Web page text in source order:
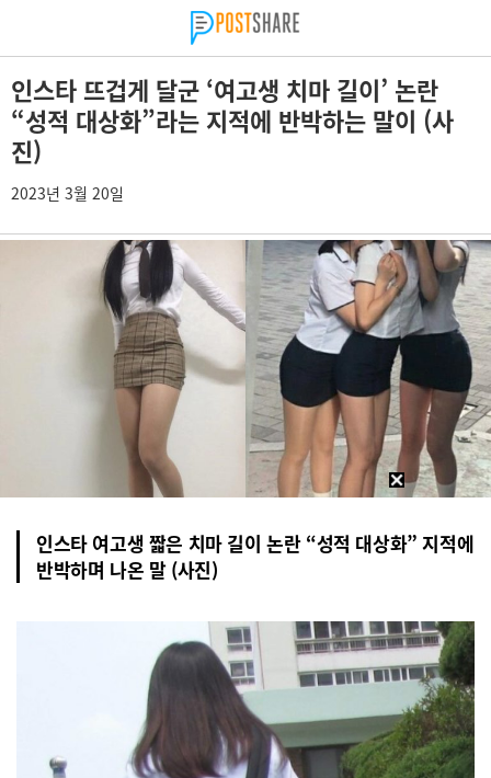
인스타 뜨겁게 달군 ‘여고생 치마 길이’ 논란
“성적 대상화”라는 지적에 반박하는 말이 (사
진)
2023년 3월 20일
인스타 여고생 짧은 치마 길이 논란 “성적 대상화” 지적에
반박하며 나온 말 (사진)